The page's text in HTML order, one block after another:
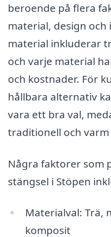
beroende på flera
material, design och
material inkluderar
och varje material
och kostnader. För
hållbara alternativ
vara ett bra val,
traditionell och varm
Några faktorer som
stängsel i Stöpen
Materialval: Trä,
komposit